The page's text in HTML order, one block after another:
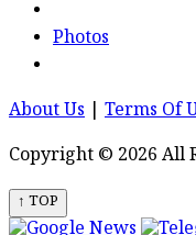
Photos
About Us Terms Of
Copyright © 2026 All
↑ TOP